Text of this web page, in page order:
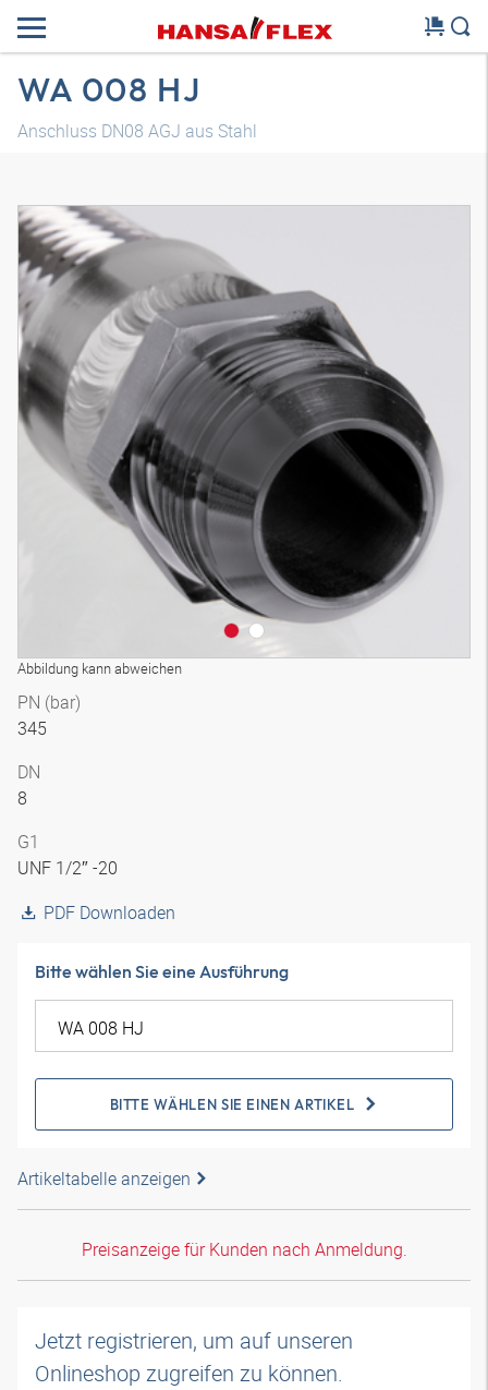
WA 008 HJ
Anschluss DN08 AGJ aus Stahl
Abbildung kann abweichen
PN (bar)
345
DN
8
G1
UNF 1/2″ -20
PDF Downloaden
Bitte wählen Sie eine Ausführung
BITTE WÄHLEN SIE EINEN ARTIKEL
Artikeltabelle anzeigen
Preisanzeige für Kunden nach Anmeldung.
Jetzt registrieren, um auf unseren
Onlineshop zugreifen zu können.